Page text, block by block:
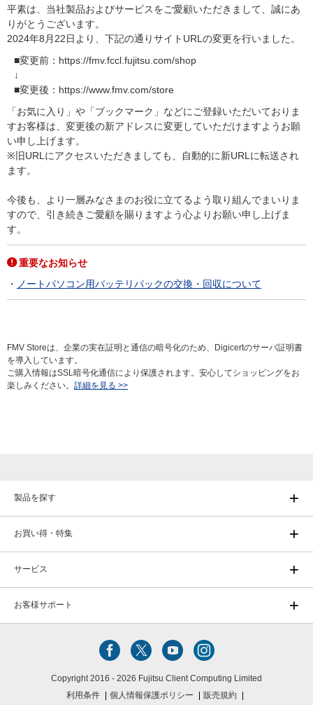
平素は、当社製品およびサービスをご愛顧いただきまして、誠にあ
りがとうございます。
2024年8月22日より、下記の通りサイトURLの変更を行いました。
■変更前：https://fmv.fccl.fujitsu.com/shop
↓
■変更後：https://www.fmv.com/store
「お気に入り」や「ブックマーク」などにご登録いただいておりま
すお客様は、変更後の新アドレスに変更していただけますようお願
い申し上げます。
※旧URLにアクセスいただきましても、自動的に新URLに転送され
ます。
今後も、より一層みなさまのお役に立てるよう取り組んでまいりま
すので、引き続きご愛顧を賜りますよう心よりお願い申し上げま
す。
重要なお知らせ
ノートパソコン用バッテリパックの交換・回収について
FMV Storeは、企業の実在証明と通信の暗号化のため、Digicertのサーバ証明書
を導入しています。
ご購入情報はSSL暗号化通信により保護されます。安心してショッピングをお
楽しみください。 詳細を見る >>
製品を探す
お買い得・特集
サービス
お客様サポート
Copyright 2016 - 2026 Fujitsu Client Computing Limited
利用条件
個人情報保護ポリシー 販売規約